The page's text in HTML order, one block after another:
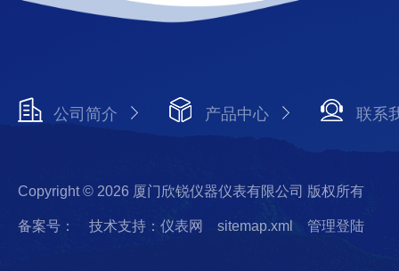
公司简介 产品中心 联系
Copyright © 2026 厦门欣锐仪器仪表有限公司 版权所有
备案号： 技术支持：仪表网 sitemap.xml 管理登陆